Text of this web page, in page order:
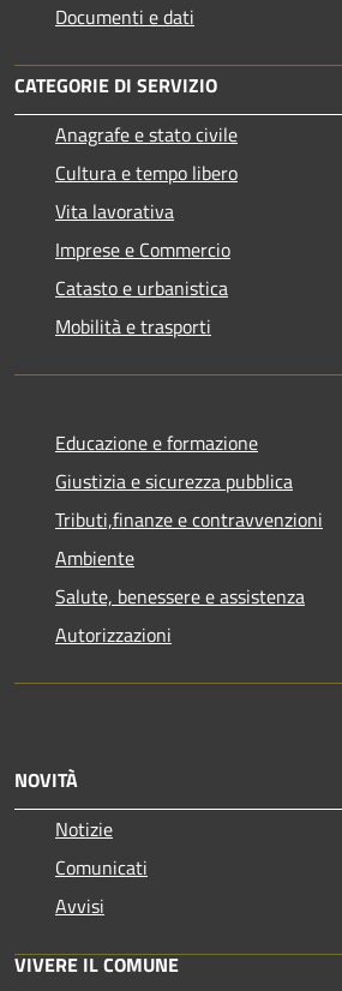
Documenti e dati
CATEGORIE DI SERVIZIO
Anagrafe e stato civile
Cultura e tempo libero
Vita lavorativa
Imprese e Commercio
Catasto e urbanistica
Mobilità e trasporti
Educazione e formazione
Giustizia e sicurezza pubblica
Tributi,finanze e contravvenzioni
Ambiente
Salute, benessere e assistenza
Autorizzazioni
NOVITÀ
Notizie
Comunicati
Avvisi
VIVERE IL COMUNE